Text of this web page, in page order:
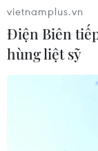
Khắc phục
Long: Siết chặt
Miền
vietnamplus.vn
Điện Biên
hùng liệt sỹ